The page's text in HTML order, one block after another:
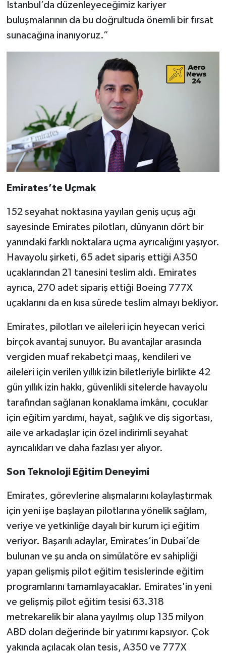
İstanbul’da düzenleyeceğimiz kariyer
buluşmalarının da bu doğrultuda önemli bir fırsat
sunacağına inanıyoruz.”
Emirates’te Uçmak
152 seyahat noktasına yayılan geniş uçuş ağı
sayesinde Emirates pilotları, dünyanın dört bir
yanındaki farklı noktalara uçma ayrıcalığını yaşıyor.
Havayolu şirketi, 65 adet sipariş ettiği A350
uçaklarından 21 tanesini teslim aldı. Emirates
ayrıca, 270 adet sipariş ettiği Boeing 777X
uçaklarını da en kısa sürede teslim almayı bekliyor.
Emirates, pilotları ve aileleri için heyecan verici
birçok avantaj sunuyor. Bu avantajlar arasında
vergiden muaf rekabetçi maaş, kendileri ve
aileleri için verilen yıllık izin biletleriyle birlikte 42
gün yıllık izin hakkı, güvenlikli sitelerde havayolu
tarafından sağlanan konaklama imkânı, çocuklar
için eğitim yardımı, hayat, sağlık ve diş sigortası,
aile ve arkadaşlar için özel indirimli seyahat
ayrıcalıkları ve daha fazlası yer alıyor.
Son Teknoloji Eğitim Deneyimi
Emirates, görevlerine alışmalarını kolaylaştırmak
için yeni işe başlayan pilotlarına yönelik sağlam,
veriye ve yetkinliğe dayalı bir kurum içi eğitim
veriyor. Başarılı adaylar, Emirates’in Dubai’de
bulunan ve şu anda on simülatöre ev sahipliği
yapan gelişmiş pilot eğitim tesislerinde eğitim
programlarını tamamlayacaklar. Emirates'in yeni
ve gelişmiş pilot eğitim tesisi 63.318
metrekarelik bir alana yayılmış olup 135 milyon
ABD doları değerinde bir yatırımı kapsıyor. Çok
yakında açılacak olan tesis, A350 ve 777X